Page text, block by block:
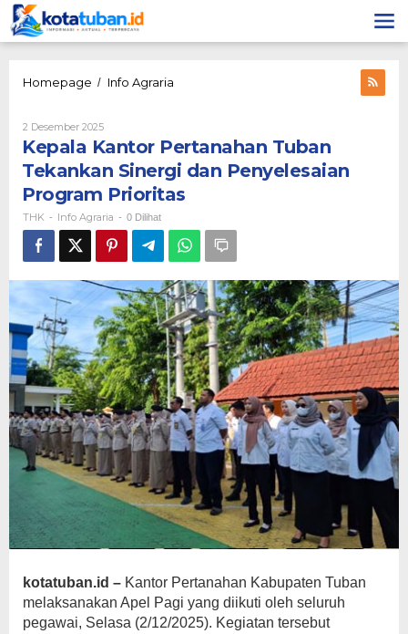
Lewati
ke
konten
Homepage / Info Agraria
Tekankan
Sinergi
dan
Penyelesaian
Prioritas
2 Desember 2025Oleh
THK
Kepala Kantor Pertanahan Tuban
Tekankan Sinergi dan Penyelesaian
Program Prioritas
THK - Info Agraria - 0 Dilihat
kotatuban.id – Kantor Pertanahan Kabupaten Tuban
melaksanakan Apel Pagi yang diikuti oleh seluruh
pegawai, Selasa (2/12/2025). Kegiatan tersebut